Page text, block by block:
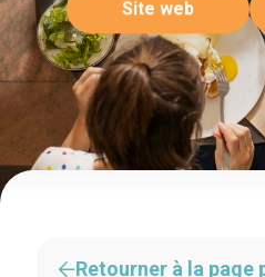
Site web
Retourner à la page